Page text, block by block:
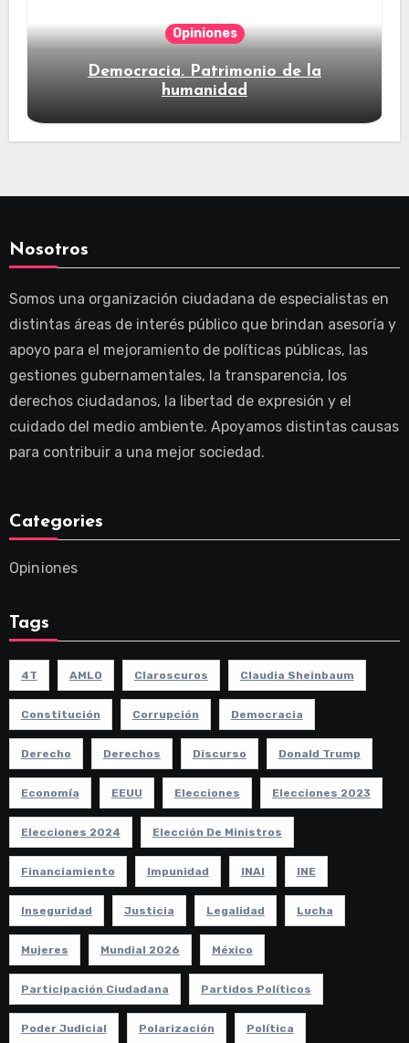
Opiniones
Democracia. Patrimonio de la
humanidad
Nosotros
Somos una organización ciudadana de especialistas en
distintas áreas de interés público que brindan asesoría y
apoyo para el mejoramiento de políticas públicas, las
gestiones gubernamentales, la transparencia, los
derechos ciudadanos, la libertad de expresión y el
cuidado del medio ambiente. Apoyamos distintas causas
para contribuir a una mejor sociedad.
Categories
Opiniones
Tags
4T AMLO Claroscuros Claudia Sheinbaum
Constitución Corrupción Democracia
Derecho Derechos Discurso Donald Trump
Economía EEUU Elecciones Elecciones 2023
Elecciones 2024 Elección De Ministros
Financiamiento Impunidad INAI INE
Inseguridad Justicia Legalidad Lucha
Mujeres Mundial 2026 México
Participación Ciudadana Partidos Políticos
Poder Judicial Polarización Política